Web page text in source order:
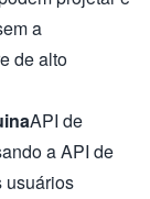
a
de alto
API de
a API de
usuários